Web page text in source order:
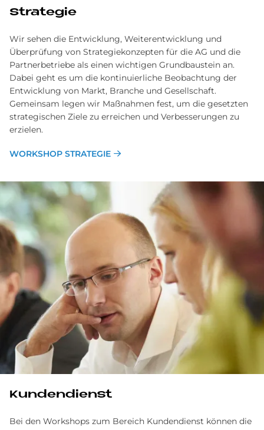
Strategie
Wir sehen die Entwicklung, Weiterentwicklung und
Überprüfung von Strategiekonzepten für die AG und die
Partnerbetriebe als einen wichtigen Grundbaustein an.
Dabei geht es um die kontinuierliche Beobachtung der
Entwicklung von Markt, Branche und Gesellschaft.
Gemeinsam legen wir Maßnahmen fest, um die gesetzten
strategischen Ziele zu erreichen und Verbesserungen zu
erzielen.
WORKSHOP STRATEGIE
Kundendienst
Bei den Workshops zum Bereich Kundendienst können die